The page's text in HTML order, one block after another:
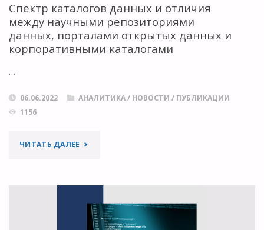
Спектр каталогов данных и отличия
между научными репозиториями
данных, порталами открытых данных и
корпоративными каталогами
…
06.06.2022 АНАЛИТИКА/ НОВОСТИ / ПУБЛИКАЦИИ
1156
ЧИТАТЬ ДАЛЕЕ "СПЕКТР